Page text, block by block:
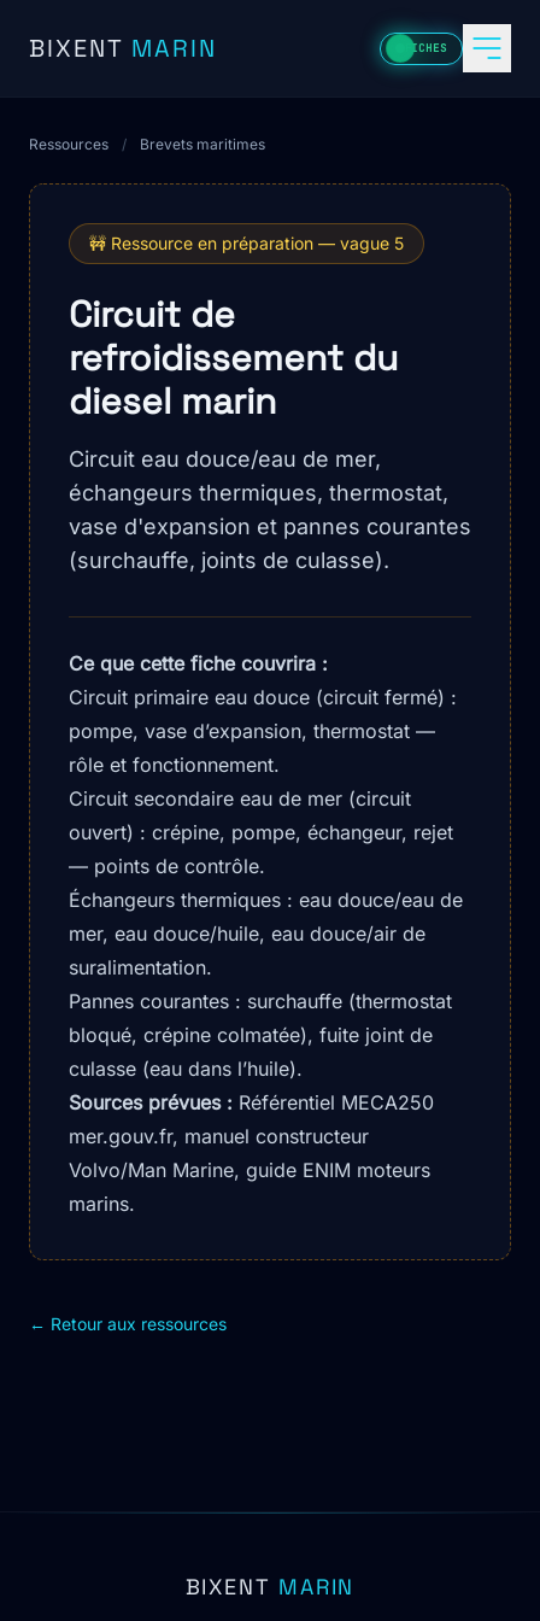
BIXENT MARIN FICHES
Ressources / Brevets maritimes
🚧 Ressource en préparation — vague 5
Circuit de
refroidissement du
diesel marin
Circuit eau douce/eau de mer,
échangeurs thermiques, thermostat,
vase d'expansion et pannes courantes
(surchauffe, joints de culasse).
Ce que cette fiche couvrira :
Circuit primaire eau douce (circuit fermé) :
pompe, vase d’expansion, thermostat —
rôle et fonctionnement.
Circuit secondaire eau de mer (circuit
ouvert) : crépine, pompe, échangeur, rejet
— points de contrôle.
Échangeurs thermiques : eau douce/eau de
mer, eau douce/huile, eau douce/air de
suralimentation.
Pannes courantes : surchauffe (thermostat
bloqué, crépine colmatée), fuite joint de
culasse (eau dans l’huile).
Sources prévues : Référentiel MECA250
mer.gouv.fr, manuel constructeur
Volvo/Man Marine, guide ENIM moteurs
marins.
← Retour aux ressources
BIXENT MARIN